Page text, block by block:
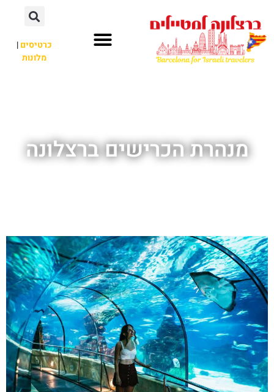
כרטיסים|
מלונות
מנהרת הכרישים ברצלונה